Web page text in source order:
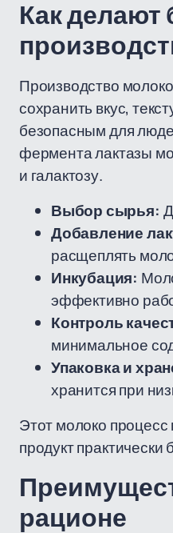
Как делают
Производство
сохранить вкус,
безопасным для
фермента лактазы
и галактозу.
Выбор сырья:
Добавление
расщеплять
Инкубация:
эффективно
Контроль
минимальное
Упаковка и
хранится при
Этот молоко
продукт
рационе